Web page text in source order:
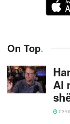
On Top.
AI
03/